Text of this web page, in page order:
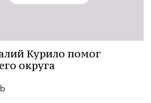
Курило помог
округа